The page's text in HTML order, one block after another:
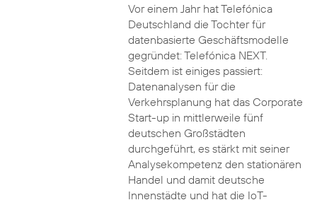
Vor einem Jahr hat Telefónica
Deutschland die Tochter für
datenbasierte Geschäftsmodelle
gegründet: Telefónica NEXT.
Seitdem ist einiges passiert:
Datenanalysen für die
Verkehrsplanung hat das Corporate
Start-up in mittlerweile fünf
deutschen Großstädten
durchgeführt, es stärkt mit seiner
Analysekompetenz den stationären
Handel und damit deutsche
Innenstädte und hat die IoT-